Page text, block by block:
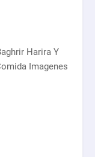
Harira Y
Imagenes